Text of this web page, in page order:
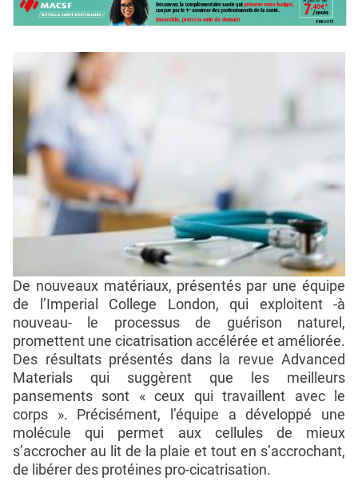
De nouveaux matériaux, présentés par une équipe
de l’Imperial College London, qui exploitent -à
nouveau- le processus de guérison naturel,
promettent une cicatrisation accélérée et améliorée.
Des résultats présentés dans la revue Advanced
Materials qui suggèrent que les meilleurs
pansements sont « ceux qui travaillent avec le
corps ». Précisément, l’équipe a développé une
molécule qui permet aux cellules de mieux
s’accrocher au lit de la plaie et tout en s’accrochant,
de libérer des protéines pro-cicatrisation.